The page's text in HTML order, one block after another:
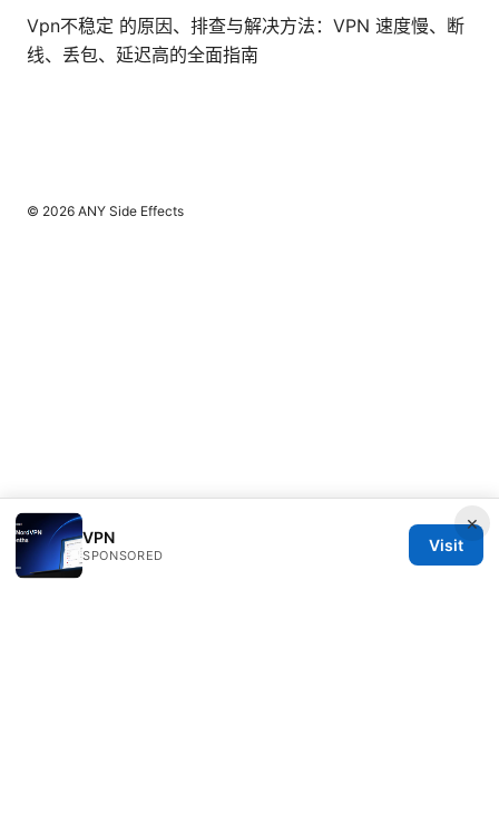
Vpn不稳定 的原因、排查与解决方法：VPN 速度慢、断
线、丢包、延迟高的全面指南
×
VPN
SPONSORED
Visit
© 2026 ANY Side Effects